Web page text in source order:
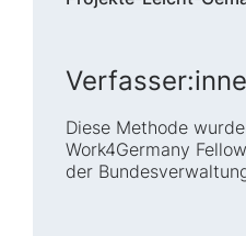
Diese Methode
Work4Germany Fellow
der